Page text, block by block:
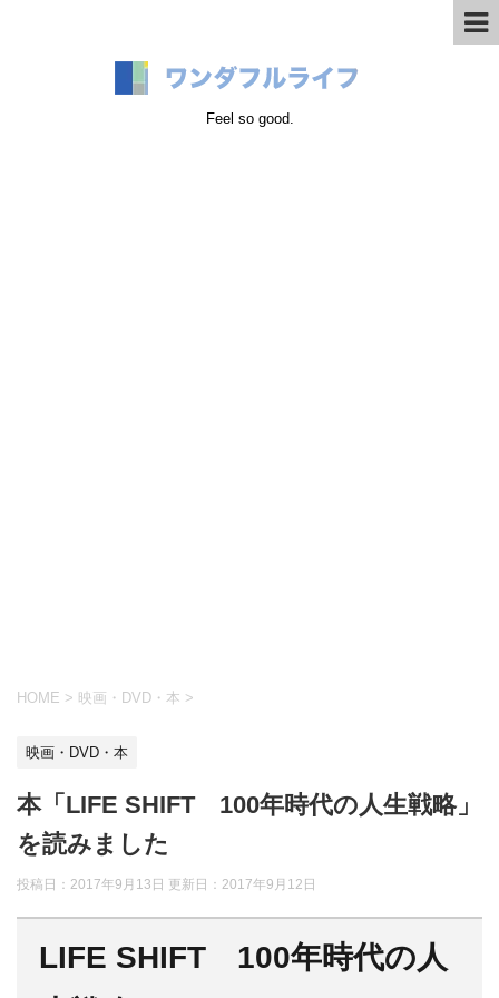
Feel so good.
HOME > 映画・DVD・本 >
映画・DVD・本
本「LIFE SHIFT 100年時代の人生戦略」
を読みました
投稿日：2017年9月13日 更新日： 2017年9月12日
LIFE SHIFT 100年時代の人